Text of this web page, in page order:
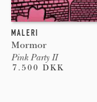
MALERI
Mormor
Pink Party II
7.500 DKK